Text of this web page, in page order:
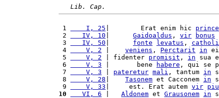
Lib. Cap.
1
    I, 25
|        Erat enim hic
2
   IV, 10
Gaidoaldus , vir bonus
3
   IV, 50
fonte levatus ,
4
    V, 2
veniens , Perctarit in
5
    V, 2
| fidenter promisit , in sua
6
    V, 3
|       bene habere , qui se
7
    V, 3
pateretur mali , tantum in
8
    V, 28
Tasonem et Cacconem in
9
    V, 33
|     est. Erat autem vir
10
   VI, 6
Aldonem et Grausonem in